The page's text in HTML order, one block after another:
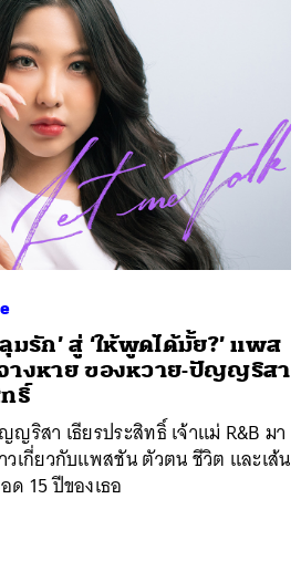
มรัก’ สู่ ‘ให้พูดได้มั้ย?’ แพส
างหาย ของหวาย-ปัญญริสา
ธิ์
ริสา เธียรประสิทธิ์ เจ้าแม่ R&B มา
วเกี่ยวกับแพสชัน ตัวตน ชีวิต และเส้น
15 ปีของเธอ
TWEET LINE EMAIL